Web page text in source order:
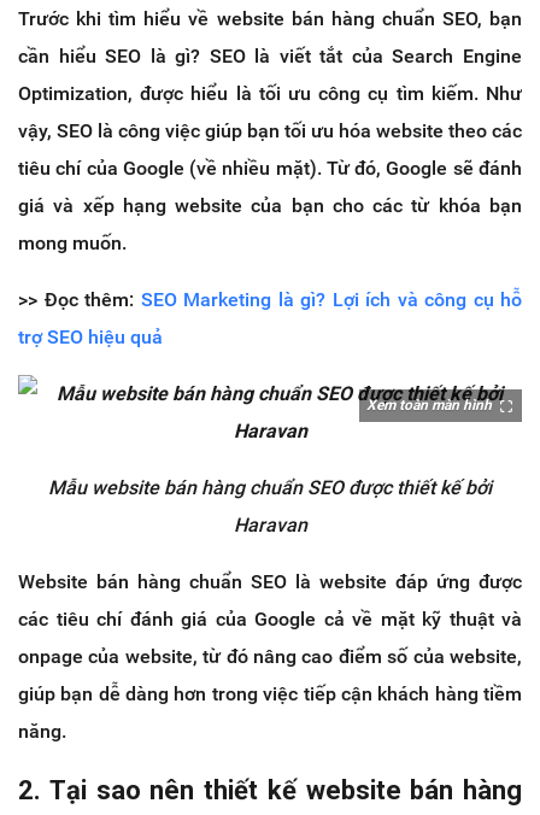
Trước khi tìm hiểu về website bán hàng chuẩn SEO, bạn
cần hiểu SEO là gì? SEO là viết tắt của Search Engine
Optimization, được hiểu là tối ưu công cụ tìm kiếm. Như
vậy, SEO là công việc giúp bạn tối ưu hóa website theo các
tiêu chí của Google (về nhiều mặt). Từ đó, Google sẽ đánh
giá và xếp hạng website của bạn cho các từ khóa bạn
mong muốn.
>> Đọc thêm: SEO Marketing là gì? Lợi ích và công cụ hỗ
trợ SEO hiệu quả
Xem toàn màn hình
Mẫu website bán hàng chuẩn SEO được thiết kế bởi
Haravan
Website bán hàng chuẩn SEO là website đáp ứng được
các tiêu chí đánh giá của Google cả về mặt kỹ thuật và
onpage của website, từ đó nâng cao điểm số của website,
giúp bạn dễ dàng hơn trong việc tiếp cận khách hàng tiềm
năng.
2. Tại sao nên thiết kế website bán hàng